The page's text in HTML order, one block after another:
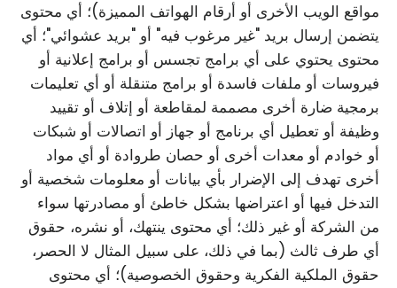
مواقع الويب الأخرى أو أرقام الهواتف المميزة)؛ أي محتوى
يتضمن إرسال بريد "غير مرغوب فيه" أو "بريد عشوائي"؛ أي
محتوى يحتوي على أي برامج تجسس أو برامج إعلانية أو
فيروسات أو ملفات فاسدة أو برامج متنقلة أو أي تعليمات
برمجية ضارة أخرى مصممة لمقاطعة أو إتلاف أو تقييد
وظيفة أو تعطيل أي برنامج أو جهاز أو اتصالات أو شبكات
أو خوادم أو معدات أخرى أو حصان طروادة أو أي مواد
أخرى تهدف إلى الإضرار بأي بيانات أو معلومات شخصية أو
التدخل فيها أو اعتراضها بشكل خاطئ أو مصادرتها سواء
من الشركة أو غير ذلك؛ أي محتوى ينتهك، أو نشره، حقوق
أي طرف ثالث (بما في ذلك، على سبيل المثال لا الحصر،
حقوق الملكية الفكرية وحقوق الخصوصية)؛ أي محتوى